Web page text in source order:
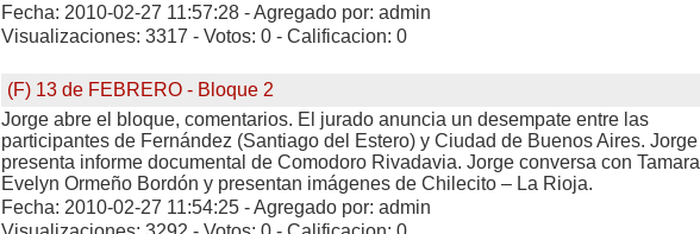
Fecha: 2010-02-27 11:57:28 - Agregado por: admin
Visualizaciones: 3317 - Votos: 0 - Calificacion: 0
(F) 13 de FEBRERO - Bloque 2
Jorge abre el bloque, comentarios. El jurado anuncia un desempate entre las
participantes de Fernández (Santiago del Estero) y Ciudad de Buenos Aires. Jorge
presenta informe documental de Comodoro Rivadavia. Jorge conversa con Tamara
Evelyn Ormeño Bordón y presentan imágenes de Chilecito – La Rioja.
Fecha: 2010-02-27 11:54:25 - Agregado por: admin